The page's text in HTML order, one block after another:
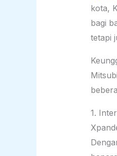
kota,
bagi
tetapi
1.